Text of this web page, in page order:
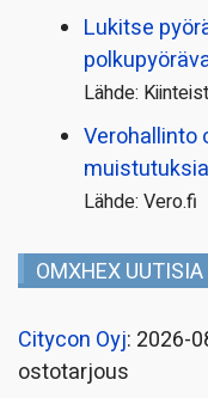
Lukitse
Lähde:
Verohallinto
muistutuksia
Lähde: Vero.fi
OMXHEX UUTISIA
Citycon Oyj: 2026-
ostotarjous